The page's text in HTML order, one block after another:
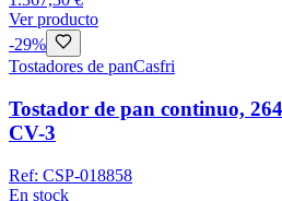
Ver producto
-29%
Tostadores de panCasfri
Tostador de pan continuo,
CV-3
Ref: CSP-018858
En stock